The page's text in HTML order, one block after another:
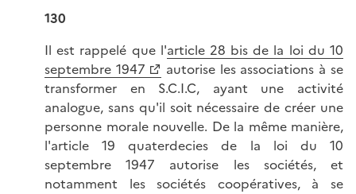
130
Il est rappelé que l'article 28 bis de la loi du 10
septembre 1947
autorise les associations à se
transformer en S.C.I.C, ayant une activité
analogue, sans qu'il soit nécessaire de créer une
personne morale nouvelle. De la même manière,
l'article 19 quaterdecies de la loi du 10
septembre 1947 autorise les sociétés, et
notamment les sociétés coopératives, à se